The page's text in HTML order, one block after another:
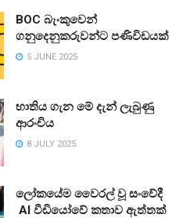
BOC බැංකුවෙන්
ගනුදෙනුකරුවන්ට පණිවිඩයක්
5 JUNE 2025
භාතිය ගැන මේ දැන් ලැබුණු
ආරංචිය
8 JULY 2025
ලෝකයේම වෛරල් වූ සංවේදී
AI වීඩියෝවේ කතාව ඇත්තක්